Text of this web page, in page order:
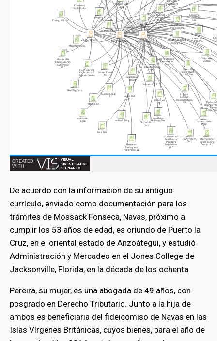
De acuerdo con la información de su antiguo
currículo, enviado como documentación para los
trámites de Mossack Fonseca, Navas, próximo a
cumplir los 53 años de edad, es oriundo de Puerto la
Cruz, en el oriental estado de Anzoátegui, y estudió
Administración y Mercadeo en el Jones College de
Jacksonville, Florida, en la década de los ochenta.
Pereira, su mujer, es una abogada de 49 años, con
posgrado en Derecho Tributario. Junto a la hija de
ambos es beneficiaria del fideicomiso de Navas en las
Islas Vírgenes Británicas, cuyos bienes, para el año de